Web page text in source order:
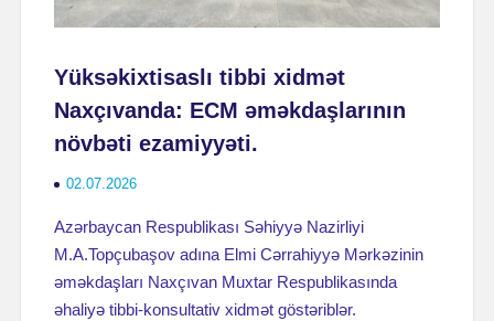
Yüksəkixtisaslı tibbi xidmət
Naxçıvanda: ECM əməkdaşlarının
növbəti ezamiyyəti.
02.07.2026
Azərbaycan Respublikası Səhiyyə Nazirliyi
M.A.Topçubaşov adına Elmi Cərrahiyyə Mərkəzinin
əməkdaşları Naxçıvan Muxtar Respublikasında
əhaliyə tibbi-konsultativ xidmət göstəriblər.